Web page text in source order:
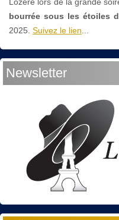
bourrée sous les étoiles
2025. Suivez le lien
Newsletter